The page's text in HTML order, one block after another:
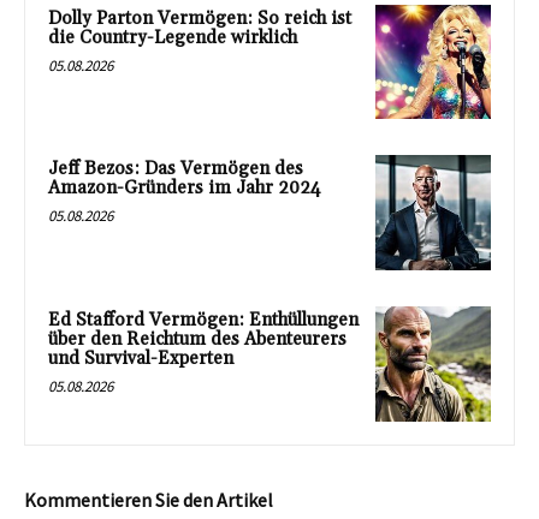
Dolly Parton Vermögen: So reich ist
die Country-Legende wirklich
05.08.2026
Jeff Bezos: Das Vermögen des
Amazon-Gründers im Jahr 2024
05.08.2026
Ed Stafford Vermögen: Enthüllungen
über den Reichtum des Abenteurers
und Survival-Experten
05.08.2026
Kommentieren Sie den Artikel